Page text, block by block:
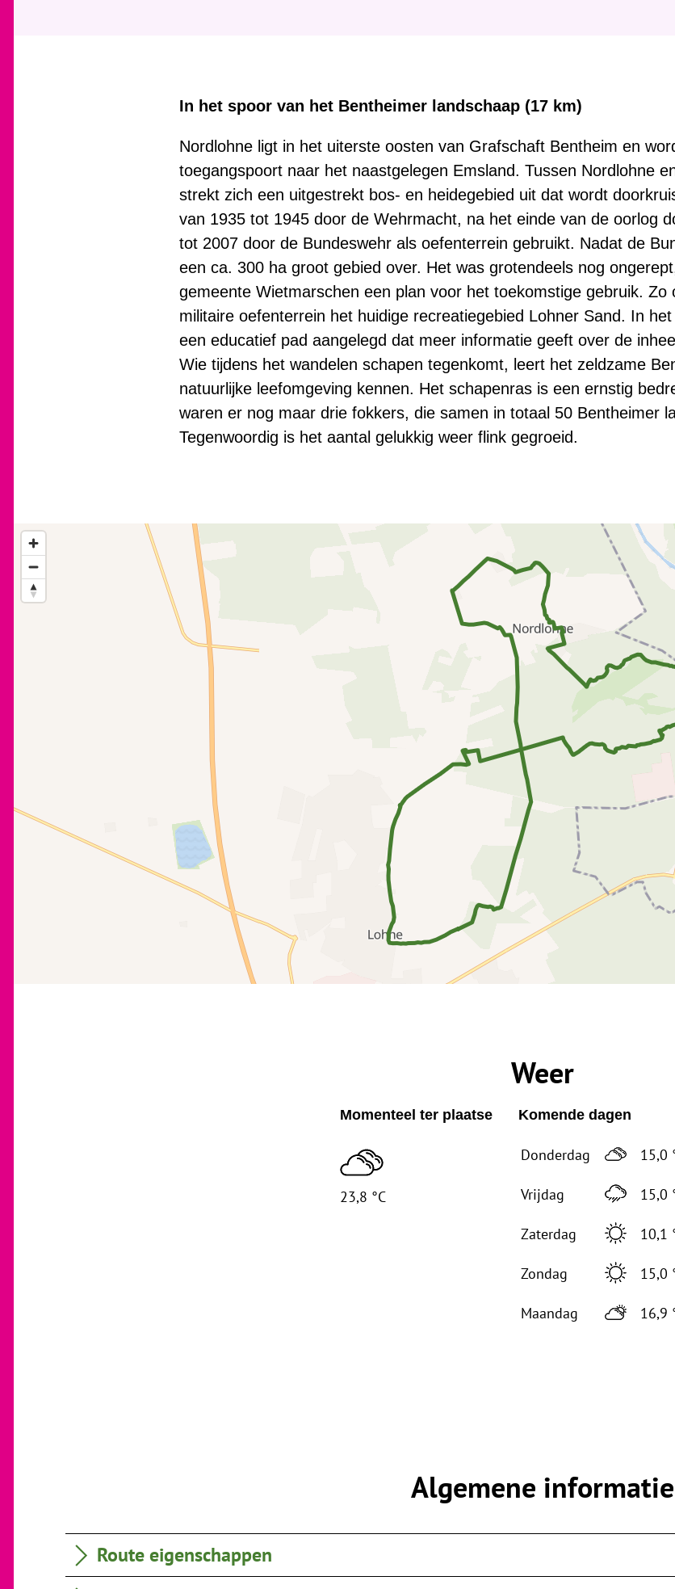
In het spoor van het Bentheimer landschaap (17 km)
Nordlohne ligt in het uiterste oosten van Grafschaft Bentheim en
toegangspoort naar het naastgelegen Emsland. Tussen Nordlohne
strekt zich een uitgestrekt bos- en heidegebied uit dat wordt
van 1935 tot 1945 door de Wehrmacht, na het einde van de oorlog
tot 2007 door de Bundeswehr als oefenterrein gebruikt. Nadat de
een ca. 300 ha groot gebied over. Het was grotendeels nog
gemeente Wietmarschen een plan voor het toekomstige gebruik. Zo
militaire oefenterrein het huidige recreatiegebied Lohner Sand. In
een educatief pad aangelegd dat meer informatie geeft over de
Wie tijdens het wandelen schapen tegenkomt, leert het zeldzame
natuurlijke leefomgeving kennen. Het schapenras is een ernstig
waren er nog maar drie fokkers, die samen in totaal 50 Bentheimer
Tegenwoordig is het aantal gelukkig weer flink gegroeid.
Weer
Momenteel ter plaatse
23,8 °C
Komende dagen
Donderdag 15,0
Vrijdag 15,0
Zaterdag 10,1
Zondag 15,0
Maandag 16,9
Algemene informatie
Route eigenschappen